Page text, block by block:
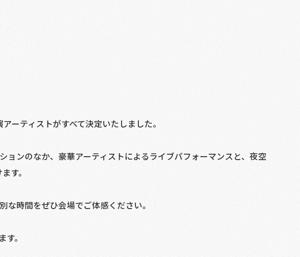
ーティストがすべて決定いたしました。
ョンのなか、豪華アーティストによるライブパフォーマンスと、夜空
す。
時間をぜひ会場でご体感ください。
。